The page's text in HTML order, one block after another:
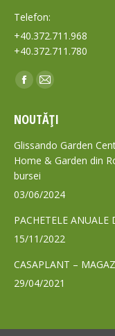
Telefon:
+40.372.711.968
+40.372.711.780
Find us on:
Facebook
opens
in
new
window
Mail
opens
in
new
NOUTĂȚI
Glissando Garden
Home & Garden din
bursei
03/06/2024
PACHETELE ANUALE
15/11/2022
CASAPLANT –
29/04/2021